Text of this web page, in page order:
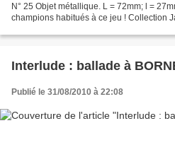
N° 25 Objet métallique. L = 72mm; l =
champions habitués à ce jeu ! Collection
Interlude : ballade à
Publié le 31/08/2010 à 22:08